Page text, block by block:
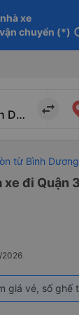
xe
chuyển (*)
import_export
từ Bình Dương
xe đi Quận
2026
giá vé, số